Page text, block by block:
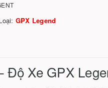
GPX Legend
Độ Xe GPX